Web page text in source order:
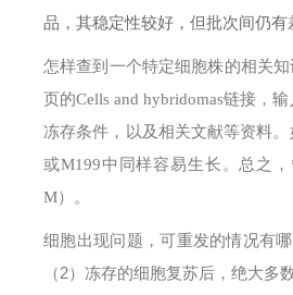
品，其稳定性较好，但批次间仍有
怎样查到一个特定细胞株的相关知
页的Cells and hybridomas链接，
冻存条件，以及相关文献等资料。
或M199中同样容易生长。总之
M）。
细胞出现问题，可重发的情况有
（2）冻存的细胞复苏后，绝大多